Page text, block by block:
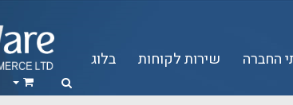
החברה שירות לקוחות בלוג